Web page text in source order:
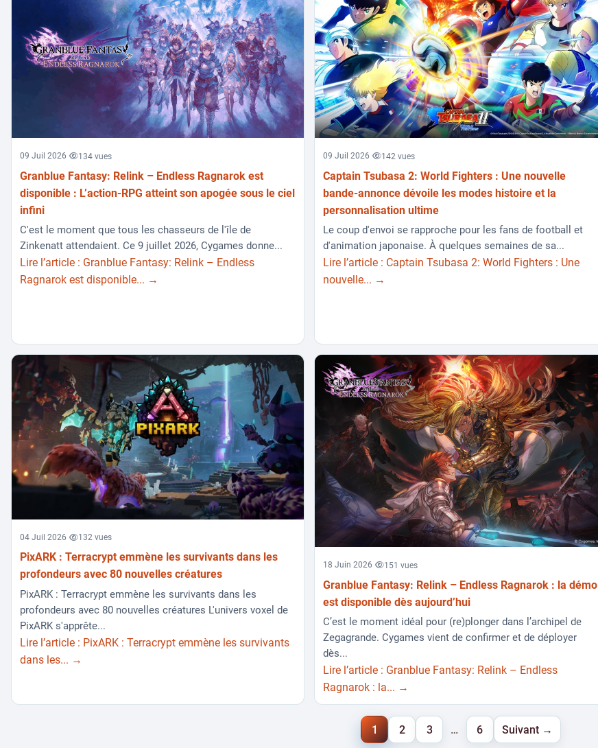
09 Juil 2026 134 vues
Granblue Fantasy: Relink – Endless Ragnarok est
disponible : L’action-RPG atteint son apogée sous le ciel
infini
C'est le moment que tous les chasseurs de l'île de
Zinkenatt attendaient. Ce 9 juillet 2026, Cygames donne...
Lire l’article : Granblue Fantasy: Relink – Endless
Ragnarok est disponible... →
09 Juil 2026 142 vues
Captain Tsubasa 2: World Fighters : Une nouvelle
bande-annonce dévoile les modes histoire et la
personnalisation ultime
Le coup d'envoi se rapproche pour les fans de football et
d'animation japonaise. À quelques semaines de sa...
Lire l’article : Captain Tsubasa 2: World Fighters : Une
nouvelle... →
04 Juil 2026 132 vues
PixARK : Terracrypt emmène les survivants dans les
profondeurs avec 80 nouvelles créatures
PixARK : Terracrypt emmène les survivants dans les
profondeurs avec 80 nouvelles créatures L'univers voxel de
PixARK s'apprête...
Lire l’article : PixARK : Terracrypt emmène les survivants
dans les... →
18 Juin 2026 151 vues
Granblue Fantasy: Relink – Endless Ragnarok : la démo
est disponible dès aujourd’hui
C’est le moment idéal pour (re)plonger dans l’archipel de
Zegagrande. Cygames vient de confirmer et de déployer
dès...
Lire l’article : Granblue Fantasy: Relink – Endless
Ragnarok : la... →
1 2 3 … 6 Suivant →